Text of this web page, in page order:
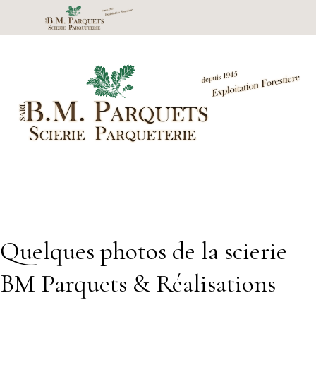
Quelques photos de la scierie
BM Parquets & Réalisations